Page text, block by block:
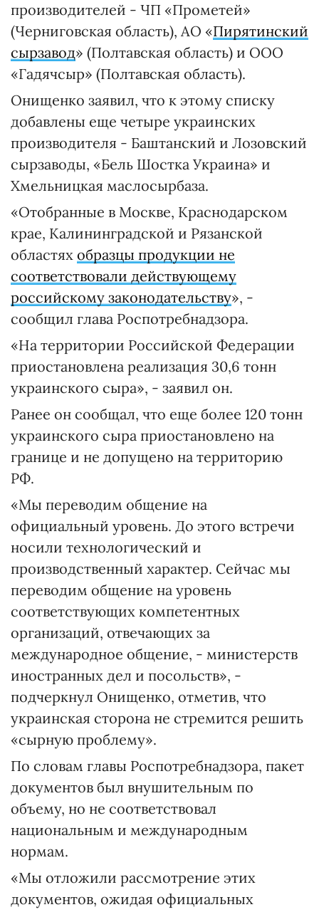
производителей - ЧП «Прометей»
(Черниговская область), АО «Пирятинский
сырзавод» (Полтавская область) и ООО
«Гадячсыр» (Полтавская область).
Онищенко заявил, что к этому списку
добавлены еще четыре украинских
производителя - Баштанский и Лозовский
сырзаводы, «Бель Шостка Украина» и
Хмельницкая маслосырбаза.
«Отобранные в Москве, Краснодарском
крае, Калининградской и Рязанской
областях образцы продукции не
соответствовали действующему
российскому законодательству», -
сообщил глава Роспотребнадзора.
«На территории Российской Федерации
приостановлена реализация 30,6 тонн
украинского сыра», - заявил он.
Ранее он сообщал, что еще более 120 тонн
украинского сыра приостановлено на
границе и не допущено на территорию
РФ.
«Мы переводим общение на
официальный уровень. До этого встречи
носили технологический и
производственный характер. Сейчас мы
переводим общение на уровень
соответствующих компетентных
организаций, отвечающих за
международное общение, - министерств
иностранных дел и посольств», -
подчеркнул Онищенко, отметив, что
украинская сторона не стремится решить
«сырную проблему».
По словам главы Роспотребнадзора, пакет
документов был внушительным по
объему, но не соответствовал
национальным и международным
нормам.
«Мы отложили рассмотрение этих
документов, ожидая официальных